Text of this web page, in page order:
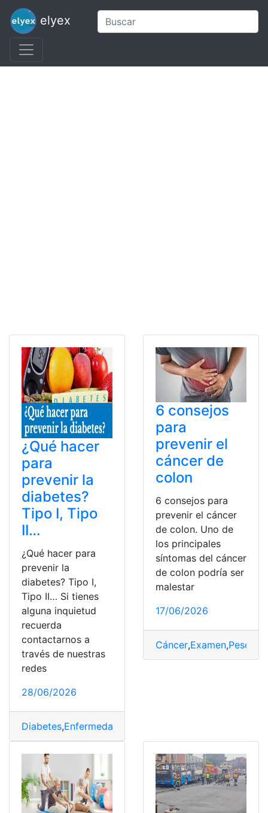
elyex
¿Qué hacer
para
prevenir la
diabetes?
Tipo I, Tipo
II…
¿Qué hacer para
prevenir la
diabetes? Tipo I,
Tipo II… Si tienes
alguna inquietud
recuerda
contactarnos a
través de nuestras
redes
28/06/2026
Diabetes,Enfermedades
6 consejos
para
prevenir el
cáncer de
colon
6 consejos para
prevenir el cáncer
de colon. Uno de
los principales
síntomas del cáncer
de colon podría ser
malestar
17/06/2026
Cáncer,Examen,Peso